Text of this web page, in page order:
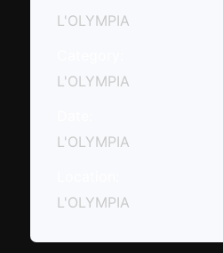
L'OLYMPIA
L'OLYMPIA
L'OLYMPIA
L'OLYMPIA